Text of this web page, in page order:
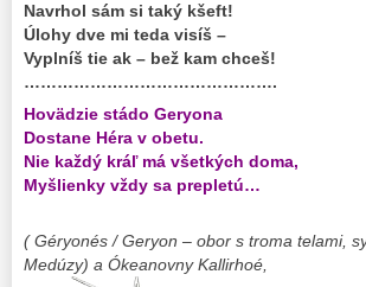
Navrhol sám si taký kšeft!
Úlohy dve mi teda visíš –
Vyplníš tie ak – bež kam chceš!
……………………………………….
Hovädzie stádo Geryona
Dostane Héra v obetu.
Nie každý kráľ má všetkých doma,
Myšlienky vždy sa prepletú…
( Géryonés / Geryon – obor s troma telami,
Medúzy) a Ókeanovny Kallirhoé,